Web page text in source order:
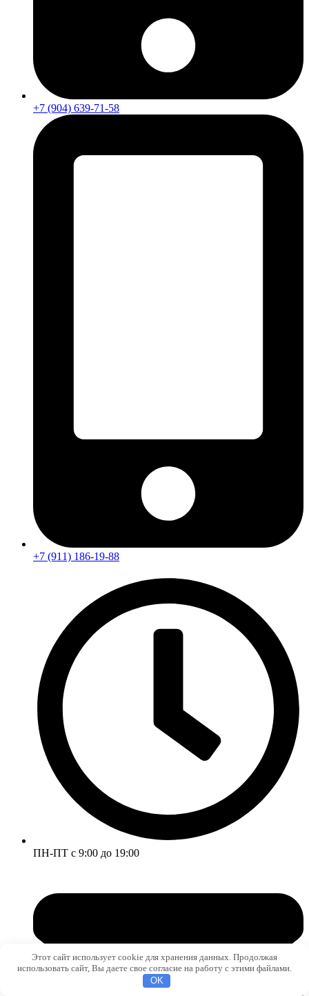
+7 (904) 639-71-58
+7 (911) 186-19-88
ПН-ПТ с 9:00 до 19:00
Этот сайт использует cookie для хранения данных. Продолжая
использовать сайт, Вы даете свое согласие на работу с этими файлами.
OK